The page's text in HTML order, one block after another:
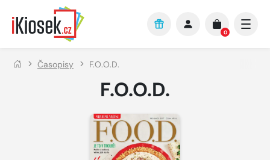
Přejít na hlavní obsah
0
Časopisy F.O.O.D.
F.O.O.D.